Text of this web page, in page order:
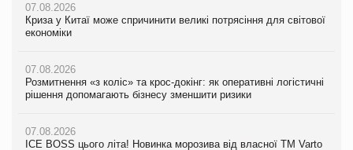
07.08.2026
Криза у Китаї може спричинити великі потрясіння для світової
економіки
07.08.2026
Розмитнення «з коліс» та крос-докінг: як оперативні логістичні
рішення допомагають бізнесу зменшити ризики
07.08.2026
ICE BOSS цього літа! Новинка морозива від власної ТМ Varto
07.08.2026
Криза у Китаї може спричинити великі потрясіння для світової
економіки
07.08.2026
Розмитнення «з коліс» та крос-докінг: як оперативні логістичні
рішення допомагають бізнесу зменшити ризики
07.08.2026
ICE BOSS цього літа! Новинка морозива від власної ТМ Varto
07.08.2026
Криза у Китаї може спричинити великі потрясіння для світової
економіки
07.08.2026
Kraft Heinz скоротила збиток у першому півріччі
Продажі Hugo Boss впали на 9%